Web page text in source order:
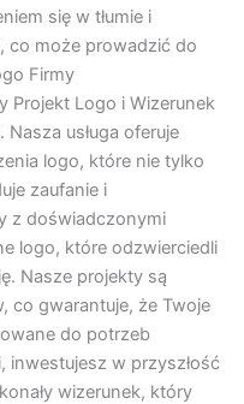
się w tłumie i
co może prowadzić do
Firmy
Projekt Logo i Wizerunek
usługa oferuje
logo, które nie tylko
zaufanie i
z doświadczonymi
logo, które odzwierciedli
Nasze projekty są
co gwarantuje, że Twoje
do potrzeb
inwestujesz w przyszłość
wizerunek, który